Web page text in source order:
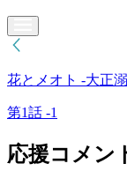
花とメオト -大正
第1話 -1
応援コメン